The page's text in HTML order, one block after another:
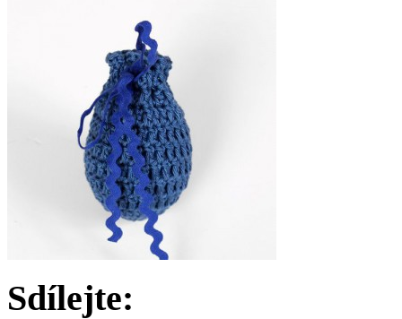
Sdílejte: